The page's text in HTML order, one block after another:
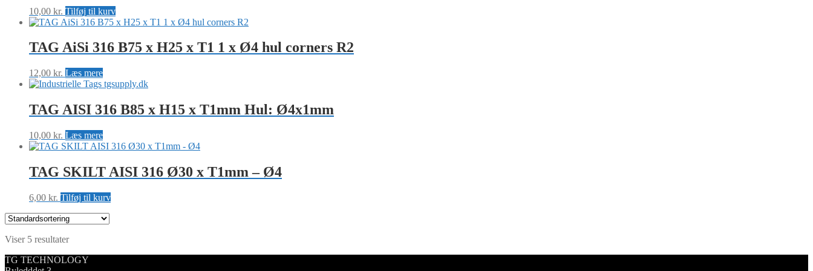
10,00 kr. Tilføj til kurv
TAG AiSi 316 B75 x H25 x T1 1 x Ø4 hul corners R2
12,00 kr. Læs mere
TAG AISI 316 B85 x H15 x T1mm Hul: Ø4x1mm
10,00 kr. Læs mere
TAG SKILT AISI 316 Ø30 x T1mm – Ø4
6,00 kr. Tilføj til kurv
Viser 5 resultater
TG TECHNOLOGY